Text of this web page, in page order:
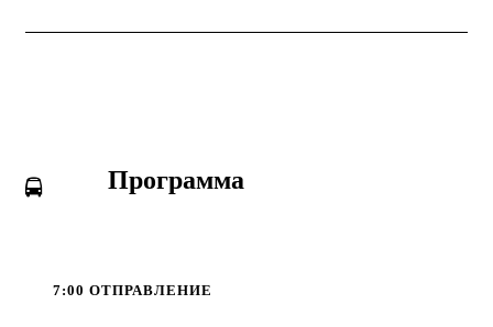
Программа
7:00 ОТПРАВЛЕНИЕ